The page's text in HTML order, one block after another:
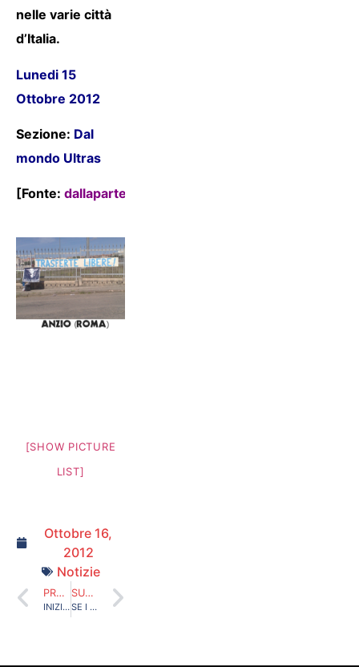
nelle varie città
d’Italia.
Lunedi 15
Ottobre 2012
Sezione: Dal
mondo Ultras
[Fonte: dallapartedeltorto.tk
[SHOW PICTURE
LIST]
Ottobre 16,
2012
Notizie
PRECEDENTE
INIZIATIVA TRASFERTE LIBERE!
SUCCESSIVO
SE I “DIFFIDATI” VANNO A VEDERE I RAGAZZINI…